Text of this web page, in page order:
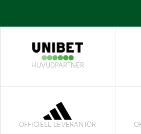
HUVUDPARTNER
OFFICIELL LEVERANTÖR